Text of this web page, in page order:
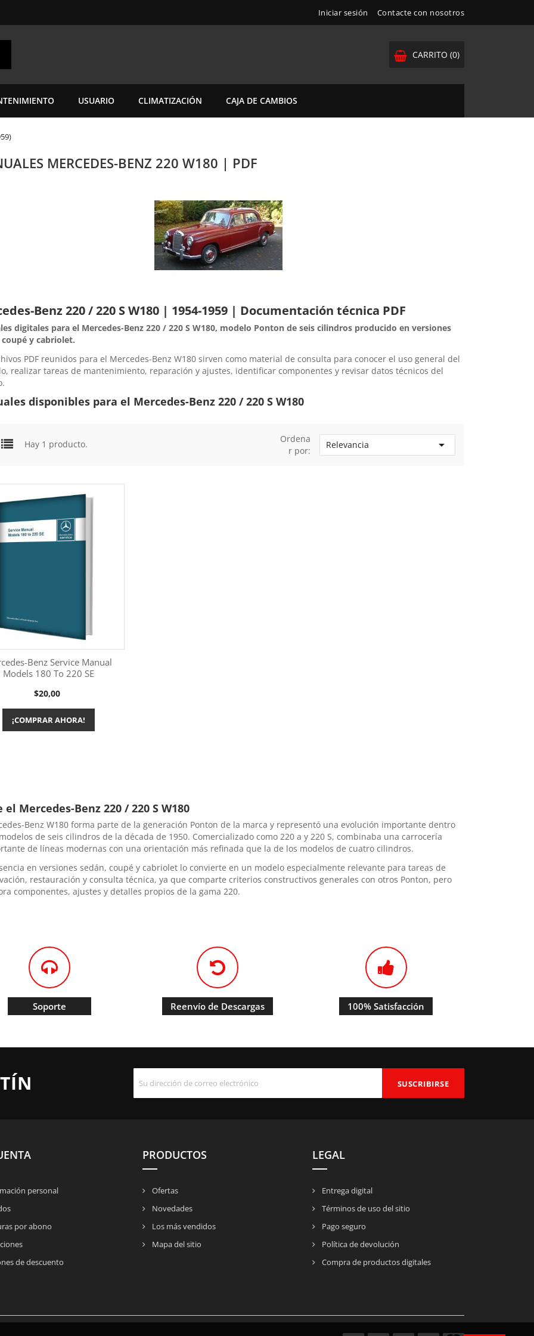
Iniciar sesión Contacte con nosotros
CARRITO (0)
USUARIO CLIMATIZACIÓN CAJA DE CAMBIOS
MERCEDES-BENZ 220 W180 | PDF
Benz 220 / 220 S W180 | 1954-1959 | Documentación técnica PDF
digitales para el Mercedes-Benz 220 / 220 S W180, modelo Ponton de seis cilindros producido en versiones
coupé y cabriolet.
PDF reunidos para el Mercedes-Benz W180 sirven como material de consulta para conocer el uso general del
realizar tareas de mantenimiento, reparación y ajustes, identificar componentes y revisar datos técnicos del
disponibles para el Mercedes-Benz 220 / 220 S W180
Hay 1 producto.
Ordena
r por:
Relevancia 
Más información
Benz Service Manual
Models 180 To 220 SE
Precio
$20,00
¡COMPRAR AHORA!
el Mercedes-Benz 220 / 220 S W180
Benz W180 forma parte de la generación Ponton de la marca y representó una evolución importante dentro
de seis cilindros de la década de 1950. Comercializado como 220 a y 220 S, combinaba una carrocería
de líneas modernas con una orientación más refinada que la de los modelos de cuatro cilindros.
en versiones sedán, coupé y cabriolet lo convierte en un modelo especialmente relevante para tareas de
restauración y consulta técnica, ya que comparte criterios constructivos generales con otros Ponton, pero
componentes, ajustes y detalles propios de la gama 220.
Soporte Reenvío de Descargas 100% Satisfacción
personal
por abono
de descuento
PRODUCTOS
Ofertas
Novedades
Los más vendidos
Mapa del sitio
LEGAL
Entrega digital
Términos de uso del sitio
Pago seguro
Política de devolución
Compra de productos digitales